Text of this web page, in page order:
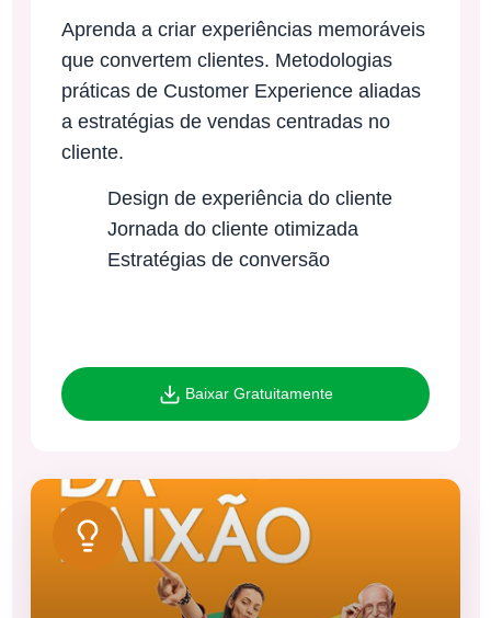
Aprenda a criar experiências memoráveis
que convertem clientes. Metodologias
práticas de Customer Experience aliadas
a estratégias de vendas centradas no
cliente.
Design de experiência do cliente
Jornada do cliente otimizada
Estratégias de conversão
Baixar Gratuitamente